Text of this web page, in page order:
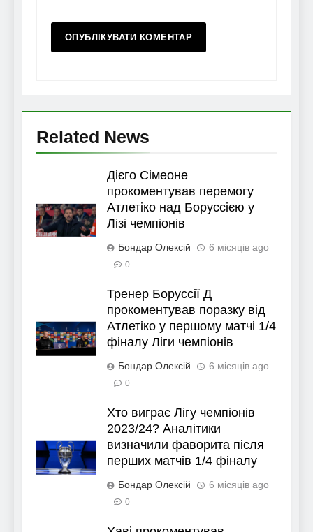
Related News
Дієго Сімеоне
прокоментував перемогу
Атлетіко над Боруссією у
Лізі чемпіонів
Бондар Олексій 6 місяців ago
0
Тренер Боруссії Д
прокоментував поразку від
Атлетіко у першому матчі 1/4
фіналу Ліги чемпіонів
Бондар Олексій 6 місяців ago
0
Хто виграє Лігу чемпіонів
2023/24? Аналітики
визначили фаворита після
перших матчів 1/4 фіналу
Бондар Олексій 6 місяців ago
0